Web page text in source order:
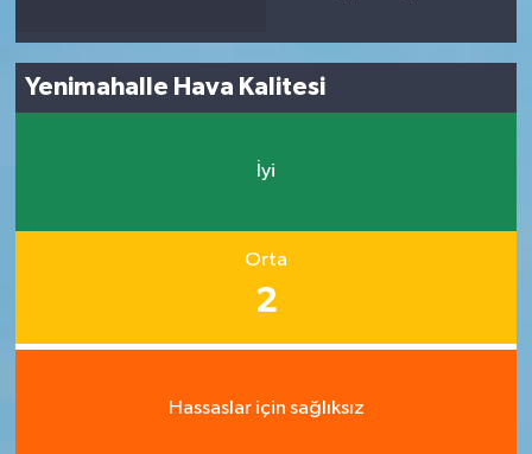
Yenimahalle Hava Kalitesi
İyi
Orta
2
Hassaslar için sağlıksız